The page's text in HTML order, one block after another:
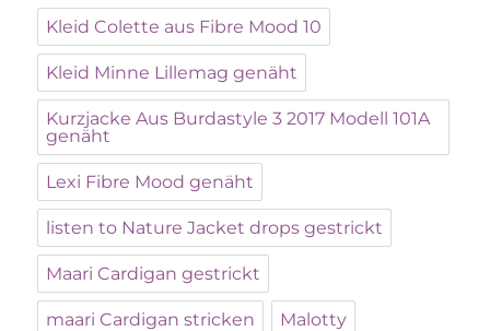
Kleid Colette aus Fibre Mood 10
Kleid Minne Lillemag genäht
Kurzjacke Aus Burdastyle 3 2017 Modell 101A
genäht
Lexi Fibre Mood genäht
listen to Nature Jacket drops gestrickt
Maari Cardigan gestrickt
maari Cardigan stricken Malotty